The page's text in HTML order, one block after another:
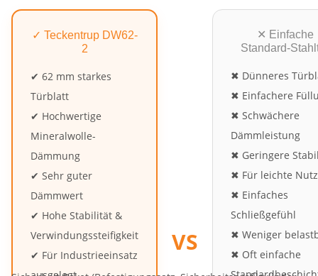
✓ Teckentrup DW62-
2
✔ 62 mm starkes
Türblatt
✔ Hochwertige
Mineralwolle-
Dämmung
✔ Sehr guter
Dämmwert
✔ Hohe Stabilität &
Verwindungssteifigkeit
✔ Für Industrieeinsatz
VS
✕ Einfache
Standard-
✖ Dünneres
✖ Einfachere
✖ Schwächere
Dämmleistung
✖ Geringere
✖ Für leichte
✖ Einfaches
Schließgefühl
✖ Weniger
✖ Oft einfache